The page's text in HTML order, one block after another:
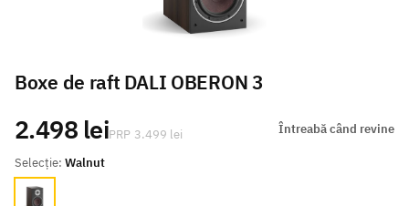
Boxe de raft DALI OBERON 3
Întreabă când revine
Selecție: Walnut
Walnut
2.498 lei 3.499 lei